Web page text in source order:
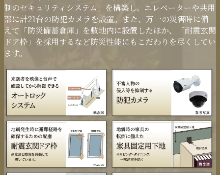
制のセキュリティシステム」を構築し、エレベーターや共用
部に計21台の防犯カメラを設置。また、万一の災害時に備
えて「防災備蓄倉庫」を敷地内に設置したほか、「耐震玄関
ドア枠」を採用するなど防災性能にもこだわりを尽くしてい
ます。